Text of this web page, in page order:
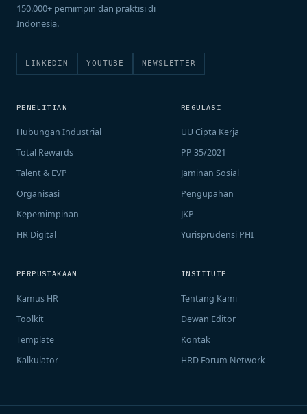
150.000+ pemimpin dan praktisi di
Indonesia.
LINKEDIN YOUTUBE NEWSLETTER
PENELITIAN
Hubungan Industrial
Total Rewards
Talent & EVP
Organisasi
Kepemimpinan
HR Digital
REGULASI
UU Cipta Kerja
PP 35/2021
Jaminan Sosial
Pengupahan
JKP
Yurisprudensi PHI
PERPUSTAKAAN
Kamus HR
Toolkit
Template
Kalkulator
INSTITUTE
Tentang Kami
Dewan Editor
Kontak
HRD Forum Network